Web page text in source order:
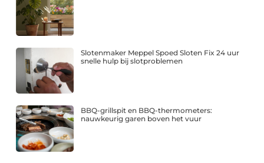
Slotenmaker Meppel Spoed Sloten Fix 24 uur
snelle hulp bij slotproblemen
BBQ-grillspit en BBQ-thermometers:
nauwkeurig garen boven het vuur